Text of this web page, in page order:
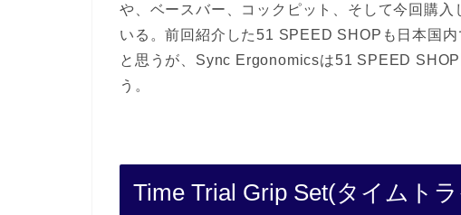
や、ベースバー、コックピット、そして今回購
いる。前回紹介した51 SPEED SHOPも日本国
と思うが、Sync Ergonomicsは51 SPEED
う。
Time Trial Grip Set(タイムト